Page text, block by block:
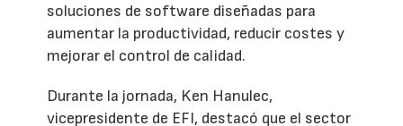
soluciones de software diseñadas para
aumentar la productividad, reducir costes y
mejorar el control de calidad.
Durante la jornada, Ken Hanulec,
vicepresidente de EFI, destacó que el sector